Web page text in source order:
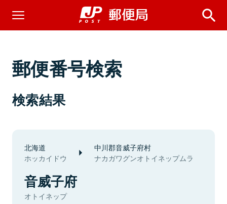
郵便番号検索
検索結果
北海道
ホッカイドウ
中川郡音威子府村
ナカガワグンオトイネップムラ
音威子府
オトイネップ